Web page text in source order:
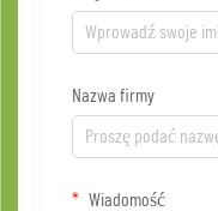
Nazwa firmy
Wiadomość